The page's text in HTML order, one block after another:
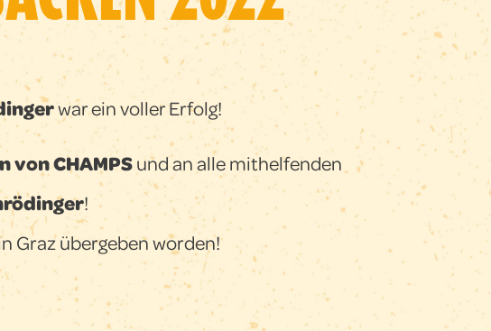
war ein voller Erfolg!
von CHAMPSund an alle mithelfenden
!
Graz übergeben worden!